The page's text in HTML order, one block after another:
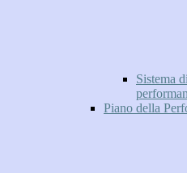
Sistema
Piano della